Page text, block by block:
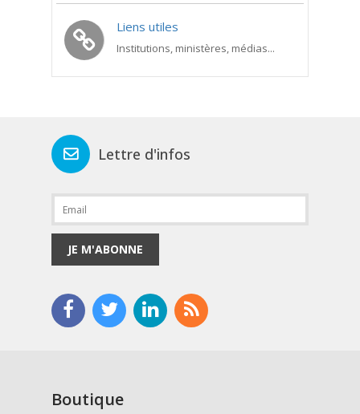
Liens utiles
Institutions, ministères, médias...
Lettre d'infos
JE M'ABONNE
Boutique